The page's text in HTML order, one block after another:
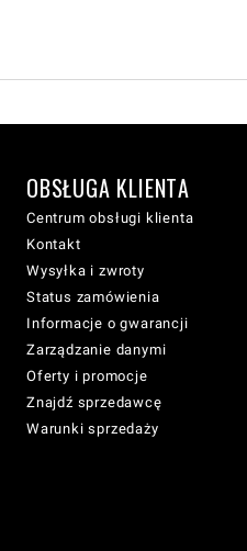
OBSŁUGA KLIENTA
Centrum obsługi klienta
Kontakt
Wysyłka i zwroty
Status zamówienia
Informacje o gwarancji
Zarządzanie danymi
Oferty i promocje
Znajdź sprzedawcę
Warunki sprzedaży